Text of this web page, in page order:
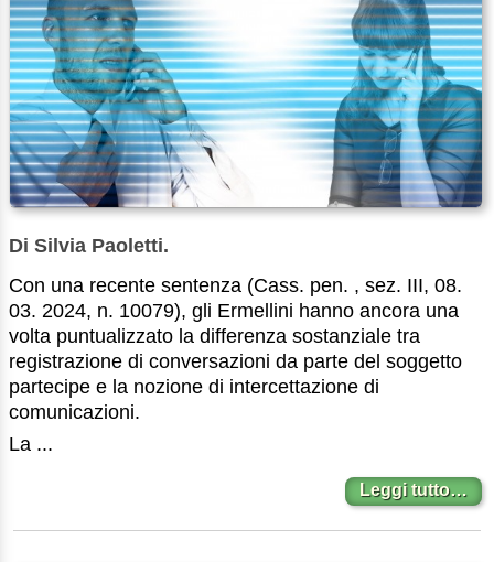
Di Silvia Paoletti.
Con una recente sentenza (Cass. pen. , sez. III, 08.
03. 2024, n. 10079), gli Ermellini hanno ancora una
volta puntualizzato la differenza sostanziale tra
registrazione di conversazioni da parte del soggetto
partecipe e la nozione di intercettazione di
comunicazioni.
La ...
Leggi tutto…